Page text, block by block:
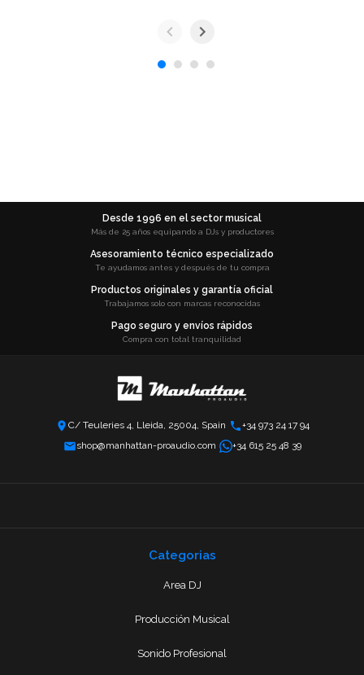
Desde 1996 en el sector musical
Más de 25 años equipando a DJs y productores
Asesoramiento técnico especializado
Te ayudamos antes y después de tu compra
Productos originales y garantía oficial
Trabajamos solo con marcas reconocidas
Pago seguro y envíos rápidos
Compra con total tranquilidad
C/ Teuleries 4, Lleida, 25004, Spain
+34 973 24 17 94
shop@manhattan-proaudio.com
+34 615 25 48 39
Categorias
Area DJ
Producción Musical
Sonido Profesional